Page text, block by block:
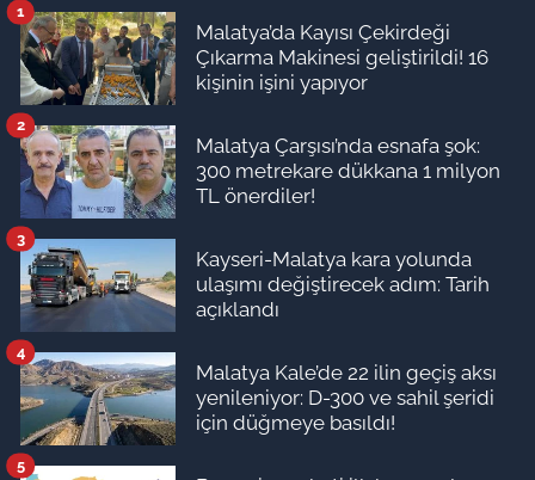
Malatya’da Kayısı Çekirdeği
Çıkarma Makinesi geliştirildi! 16
kişinin işini yapıyor
1
Malatya Çarşısı’nda esnafa şok:
300 metrekare dükkana 1 milyon
TL önerdiler!
2
Kayseri-Malatya kara yolunda
ulaşımı değiştirecek adım: Tarih
açıklandı
3
Malatya Kale’de 22 ilin geçiş aksı
yenileniyor: D-300 ve sahil şeridi
için düğmeye basıldı!
4
5